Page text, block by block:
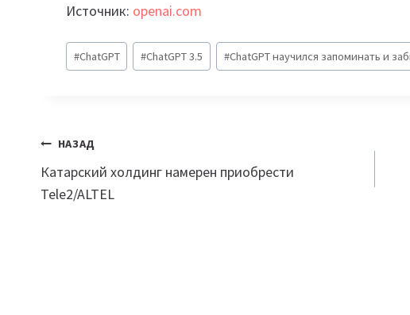
Источник: openai.com
Метки
записи:
#ChatGPT #ChatGPT 3.5 #ChatGPT научился запоминать и
Навигация
по
НАЗАД
Катарский холдинг намерен приобрести
Tele2/ALTEL